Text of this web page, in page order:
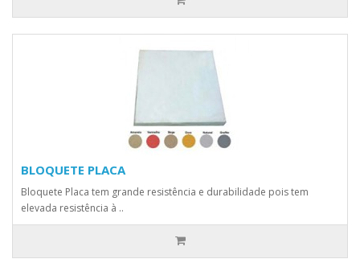
BLOQUETE PLACA
Bloquete Placa tem grande resistência e durabilidade pois tem
elevada resistência à ..